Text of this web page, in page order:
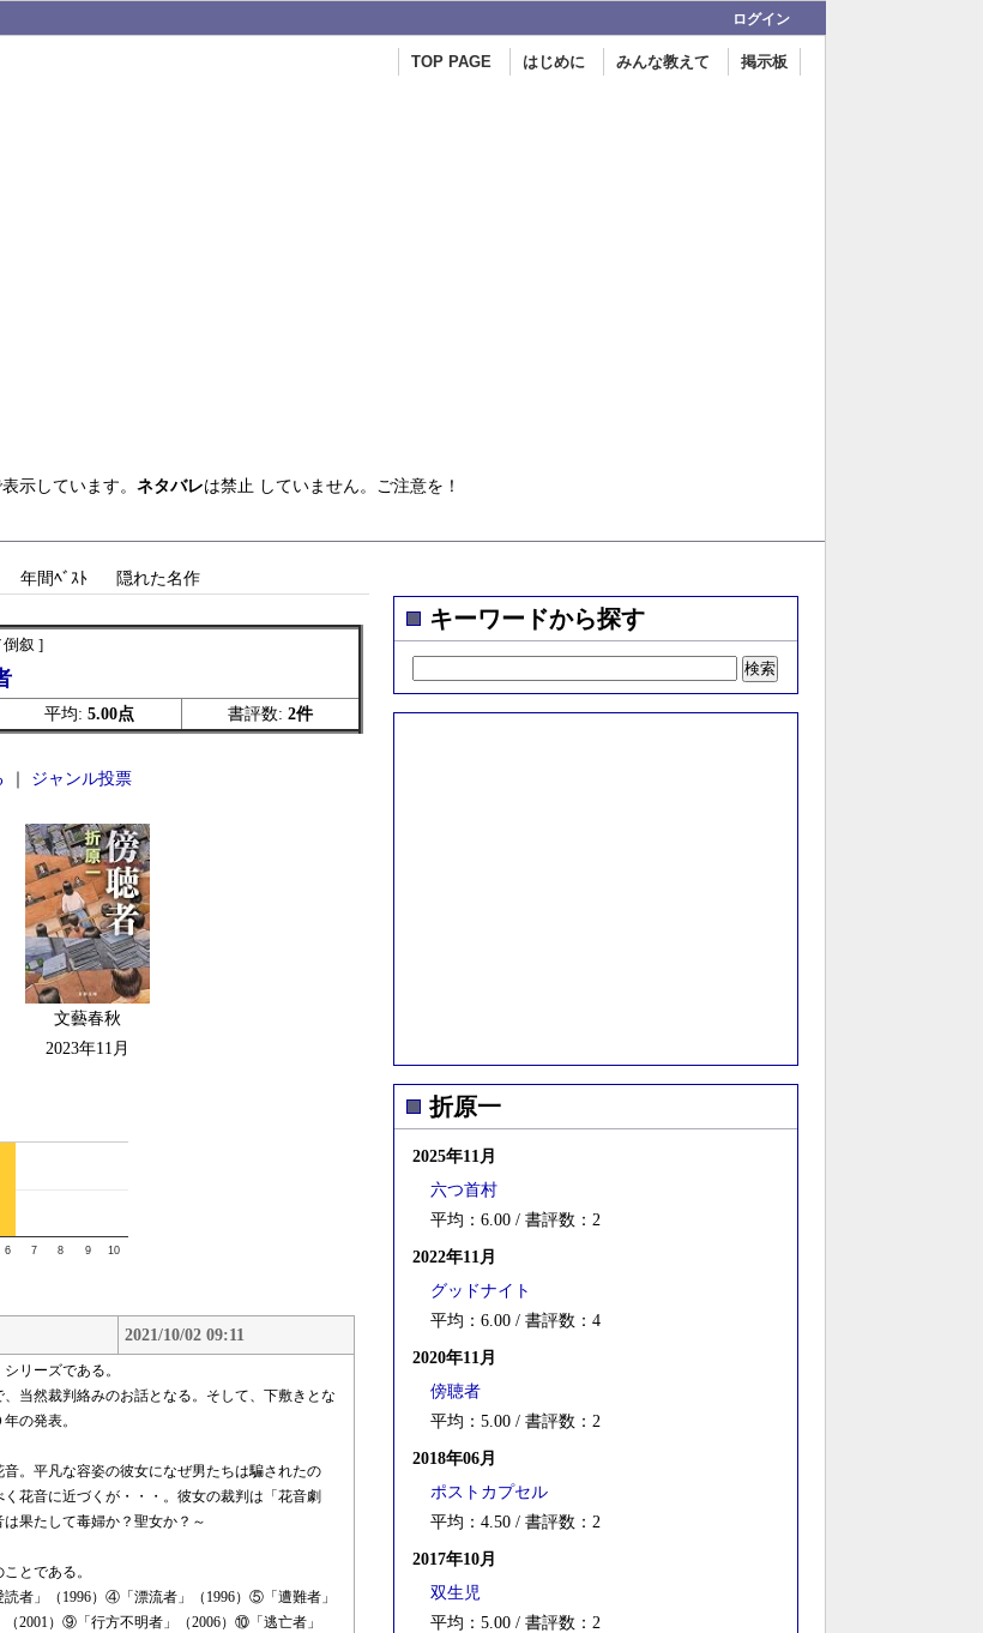
ログイン
掲示板
みんな教えて
はじめに
TOP PAGE
示しています。 ネタバレは禁止 していません。ご注意を！
年間ﾍﾞｽﾄ 隠れた名作
倒叙 ]
平均: 5.00点 書評数: 2件
ジャンル投票
文藝春秋
2023年11月
6 7 8 9 10
2021/10/02 09:11
リーズである。
当然裁判絡みのお話となる。そして、下敷きとな
の発表。
。平凡な容姿の彼女になぜ男たちは騙されたの
花音に近づくが・・・。彼女の裁判は「花音劇
果たして毒婦か？聖女か？～
とである。
者」（1996）④「漂流者」（1996）⑤「遭難者」
2001）⑨「行方不明者」（2006）⑩「逃亡者」
キーワードから探す
折原一
2025年11月
六つ首村
平均：6.00 / 書評数：2
2022年11月
グッドナイト
平均：6.00 / 書評数：4
2020年11月
傍聴者
平均：5.00 / 書評数：2
2018年06月
ポストカプセル
平均：4.50 / 書評数：2
2017年10月
双生児
平均：5.00 / 書評数：2